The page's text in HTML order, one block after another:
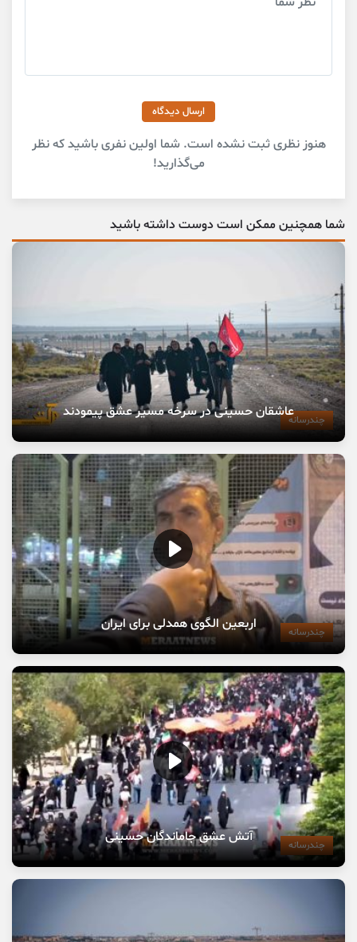
ارسال دیدگاه
هنوز نظری ثبت نشده است. شما اولین نفری باشید که نظر
می‌گذارید!
شما همچنین ممکن است دوست داشته باشید
چندرسانهعاشقان حسینی در سرخه مسیر عشق پیمودند
چندرسانه اربعین الگوی همدلی برای ایران
چندرسانه آتش عشق جاماندگان حسینی